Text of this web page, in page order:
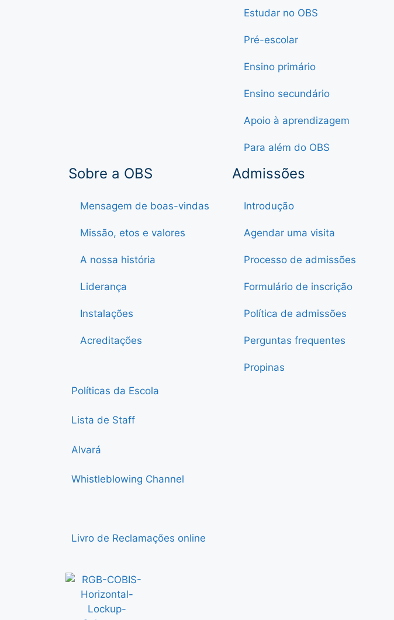
Estudar no OBS
Pré-escolar
Ensino primário
Ensino secundário
Apoio à aprendizagem
Para além do OBS
Sobre a OBS
Mensagem de boas-vindas
Missão, etos e valores
A nossa história
Liderança
Instalações
Acreditações
Admissões
Introdução
Agendar uma visita
Processo de admissões
Formulário de inscrição
Política de admissões
Perguntas frequentes
Propinas
Políticas da Escola
Lista de Staff
Alvará
Whistleblowing Channel
Livro de Reclamações online